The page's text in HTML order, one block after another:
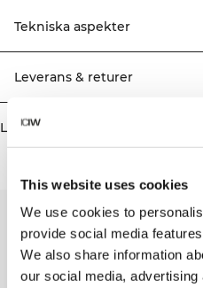
This website uses cookies
We use cookies to
provide social media
We also share information
our social media,
får du en tidlös look som passar till
broderad logga. Borstad insida för
ekologisk bomull, 30% återvunnen
Tekniska aspekter
Leverans & returer
Liknande produkter